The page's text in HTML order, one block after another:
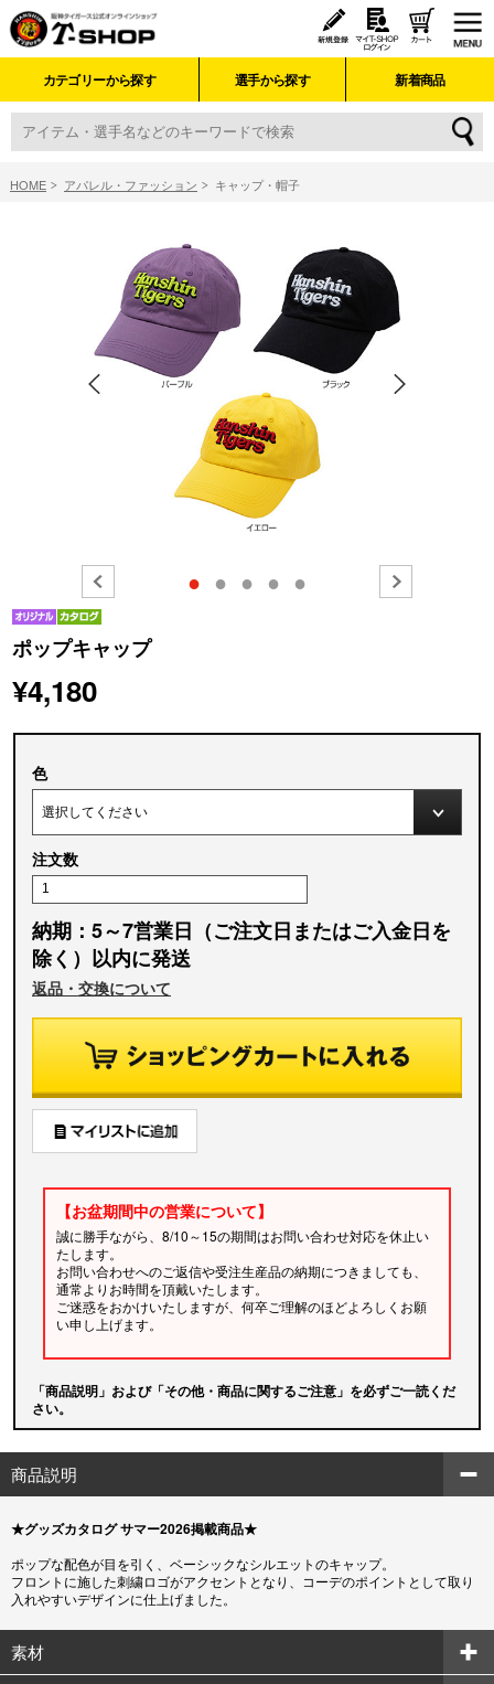
カテゴリーから探す 選手から探す 新着商品
HOME アパレル・ファッション キャップ・帽子
● ● ● ● ●
ポップキャップ
¥4,180
色
注文数
納期：5～7営業日（ご注文日またはご入金日を
除く）以内に発送
返品・交換について
【お盆期間中の営業について】
誠に勝手ながら、8/10～15の期間はお問い合わせ対応を休止い
たします。
お問い合わせへのご返信や受注生産品の納期につきましても、
通常よりお時間を頂戴いたします。
ご迷惑をおかけいたしますが、何卒ご理解のほどよろしくお願
い申し上げます。
「商品説明」および「その他・商品に関するご注意」を必ずご一読くだ
さい。
商品説明
★グッズカタログ サマー2026掲載商品★
ポップな配色が目を引く、ベーシックなシルエットのキャップ。
フロントに施した刺繍ロゴがアクセントとなり、コーデのポイントとして取り
入れやすいデザインに仕上げました。
素材